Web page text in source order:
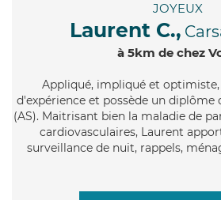
JOYEUX
Laurent C.,
à 5km de chez
Appliqué, impliqué et optimiste,
d'expérience et possède un diplôme
(AS). Maitrisant bien la maladie de
cardiovasculaires, Laurent
surveillance de nuit, rappels,